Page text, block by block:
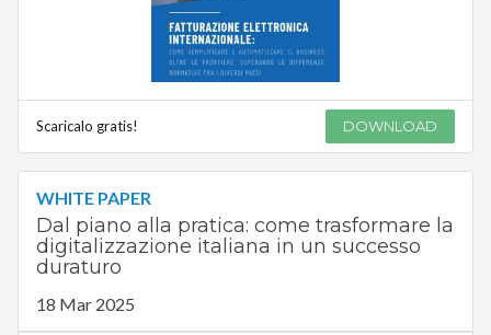
Scaricalo gratis! DOWNLOAD
WHITE PAPER
Dal piano alla pratica: come trasformare la
digitalizzazione italiana in un successo
duraturo
18 Mar 2025